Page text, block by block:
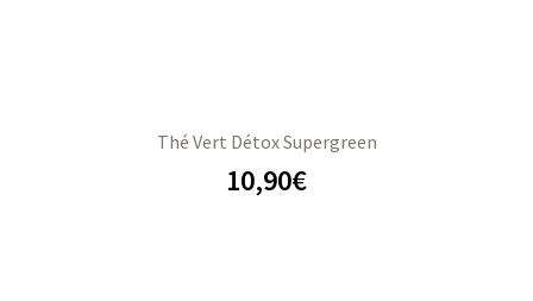
Thé Vert Détox Supergreen
10,90€